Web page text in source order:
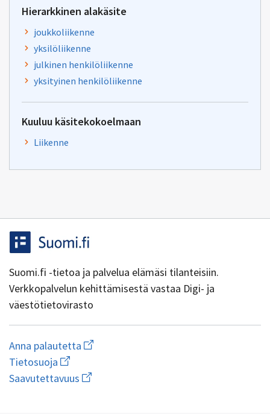
Hierarkkinen alakäsite
joukkoliikenne
yksilöliikenne
julkinen henkilöliikenne
yksityinen henkilöliikenne
Kuuluu käsitekokoelmaan
Liikenne
Suomi.fi -tietoa ja palvelua elämäsi tilanteisiin.
Verkkopalvelun kehittämisestä vastaa Digi- ja
väestötietovirasto
Anna palautetta Aloita
uuden
kirjoitus
osoitteeseen
Tietosuoja Avaa
linkki
uuteen
Saavutettavuus Avaa
linkki